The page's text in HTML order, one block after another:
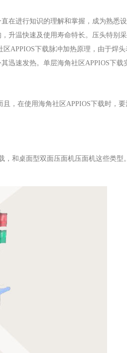
进行知识的理解和掌握，成为熟悉设备
，升温快速及使用寿命特长。压头特别
区APPIOS下载脉冲加热原理，由于焊头
迅速发热。单层海角社区APPIOS下载
，在使用海角社区APPIOS下载时，
，和桌面型双面压面机压面机这些类型